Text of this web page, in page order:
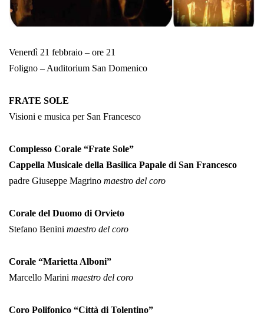
Venerdì 21 febbraio – ore 21
Foligno – Auditorium San Domenico
FRATE SOLE
Visioni e musica per San Francesco
Complesso Corale “Frate Sole”
Cappella Musicale della Basilica Papale di San Francesco
padre Giuseppe Magrino maestro del coro
Corale del Duomo di Orvieto
Stefano Benini maestro del coro
Corale “Marietta Alboni”
Marcello Marini maestro del coro
Coro Polifonico “Città di Tolentino”